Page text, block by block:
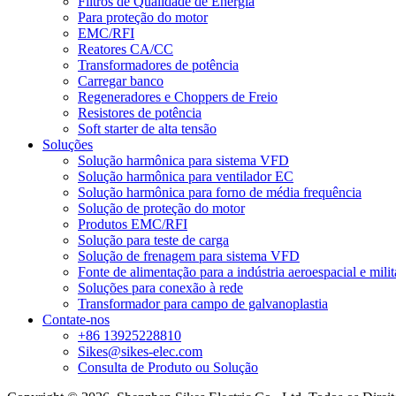
Para proteção do motor
EMC/RFI
Reatores CA/CC
Transformadores de potência
Carregar banco
Regeneradores e Choppers de Freio
Resistores de potência
Soft starter de alta tensão
Soluções
Solução harmônica para sistema VFD
Solução harmônica para ventilador EC
Solução harmônica para forno de média frequência
Solução de proteção do motor
Produtos EMC/RFI
Solução para teste de carga
Solução de frenagem para sistema VFD
Fonte de alimentação para a indústria aeroespacial e
Soluções para conexão à rede
Transformador para campo de galvanoplastia
Contate-nos
+86 13925228810
Sikes@sikes-elec.com
Consulta de Produto ou Solução